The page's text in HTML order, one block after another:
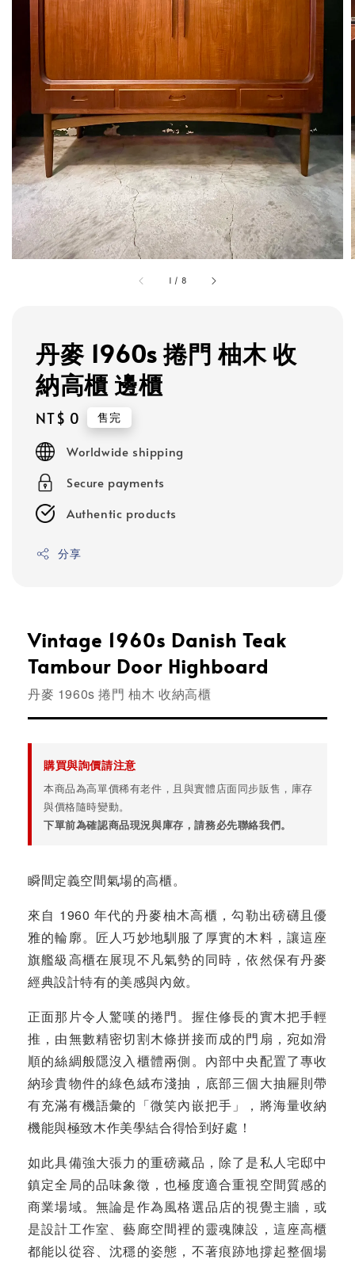
1 / 8
丹麥 1960s 捲門 柚木 收
納高櫃 邊櫃
Regular
price
NT$ 0 售完
Worldwide shipping
Secure payments
Authentic products
分享
Vintage 1960s Danish Teak
Tambour Door Highboard
丹麥 1960s 捲門 柚木 收納高櫃
購買與詢價請注意
本商品為高單價稀有老件，且與實體店面同步販售，庫存
與價格隨時變動。
下單前為確認商品現況與庫存，請務必先聯絡我們。
瞬間定義空間氣場的高櫃。
來自 1960 年代的丹麥柚木高櫃，勾勒出磅礴且優
雅的輪廓。匠人巧妙地馴服了厚實的木料，讓這座
旗艦級高櫃在展現不凡氣勢的同時，依然保有丹麥
經典設計特有的美感與內斂。
正面那片令人驚嘆的捲門。握住修長的實木把手輕
推，由無數精密切割木條拼接而成的門扇，宛如滑
順的絲綢般隱沒入櫃體兩側。內部中央配置了專收
納珍貴物件的綠色絨布淺抽，底部三個大抽屜則帶
有充滿有機語彙的「微笑內嵌把手」，將海量收納
機能與極致木作美學結合得恰到好處！
如此具備強大張力的重磅藏品，除了是私人宅邸中
鎮定全局的品味象徵，也極度適合重視空間質感的
商業場域。無論是作為風格選品店的視覺主牆，或
是設計工作室、藝廊空間裡的靈魂陳設，這座高櫃
都能以從容、沈穩的姿態，不著痕跡地撐起整個場